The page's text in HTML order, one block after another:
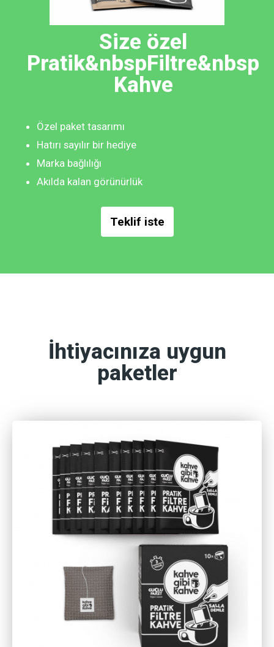
Size özel
Pratik&nbspFiltre&nbsp
Kahve
Özel paket tasarımı
Hatırı sayılır bir hediye
Marka bağlılığı
Akılda kalan görünürlük
Teklif iste
İhtiyacınıza uygun
paketler